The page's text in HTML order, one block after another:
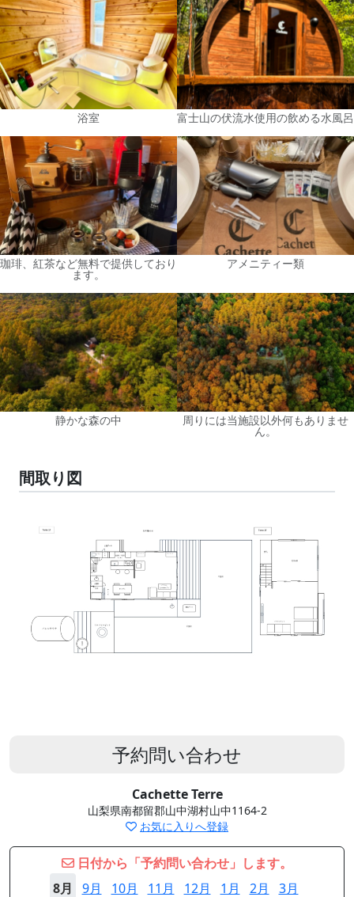
浴室 富士山の伏流水使用の飲める水風呂
珈琲、紅茶など無料で提供しており
ます。
アメニティー類
静かな森の中 周りには当施設以外何もありませ
ん。
間取り図
予約問い合わせ
Cachette Terre
山梨県南都留郡山中湖村山中1164-2
お気に入りへ登録
日付から「予約問い合わせ」します。
8月
9月 10月 11月 12月 1月 2月 3月